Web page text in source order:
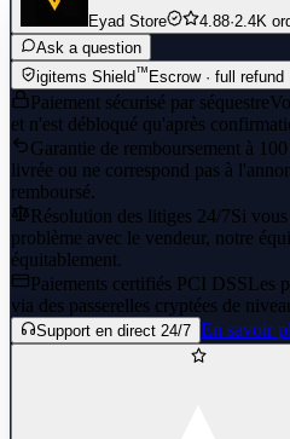
Eyad Store 4.88·2.4K
Ask a question
igitems Shield™ Escrow · full refund
Paiement sécurisé par séquestre
et n'est débloqué qu'après
Garantie de remboursement à
livrée ou ne correspond pas à
remboursé.
Résolution des litiges 24/7Si
problème avec le vendeur, notre
équitablement.
Paiements certifiés PCI DSSLes
via des passerelles cryptées de
Support en direct 24/7 En savoir